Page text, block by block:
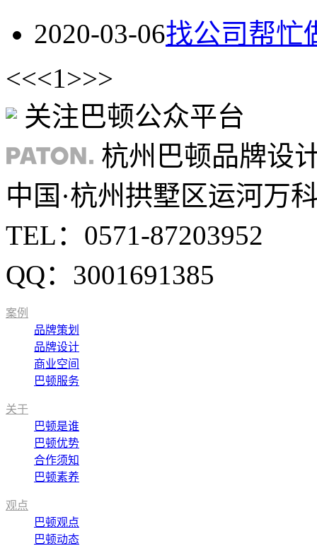
2020-03-06找公司帮忙
<<<1>>>
关注巴顿公众平台
杭州巴顿品牌设
中国·杭州拱墅区运河万
TEL：0571-87203952
QQ：3001691385
案例
品牌策划
品牌设计
商业空间
巴顿服务
关于
巴顿是谁
巴顿优势
合作须知
巴顿素养
观点
巴顿观点
巴顿动态